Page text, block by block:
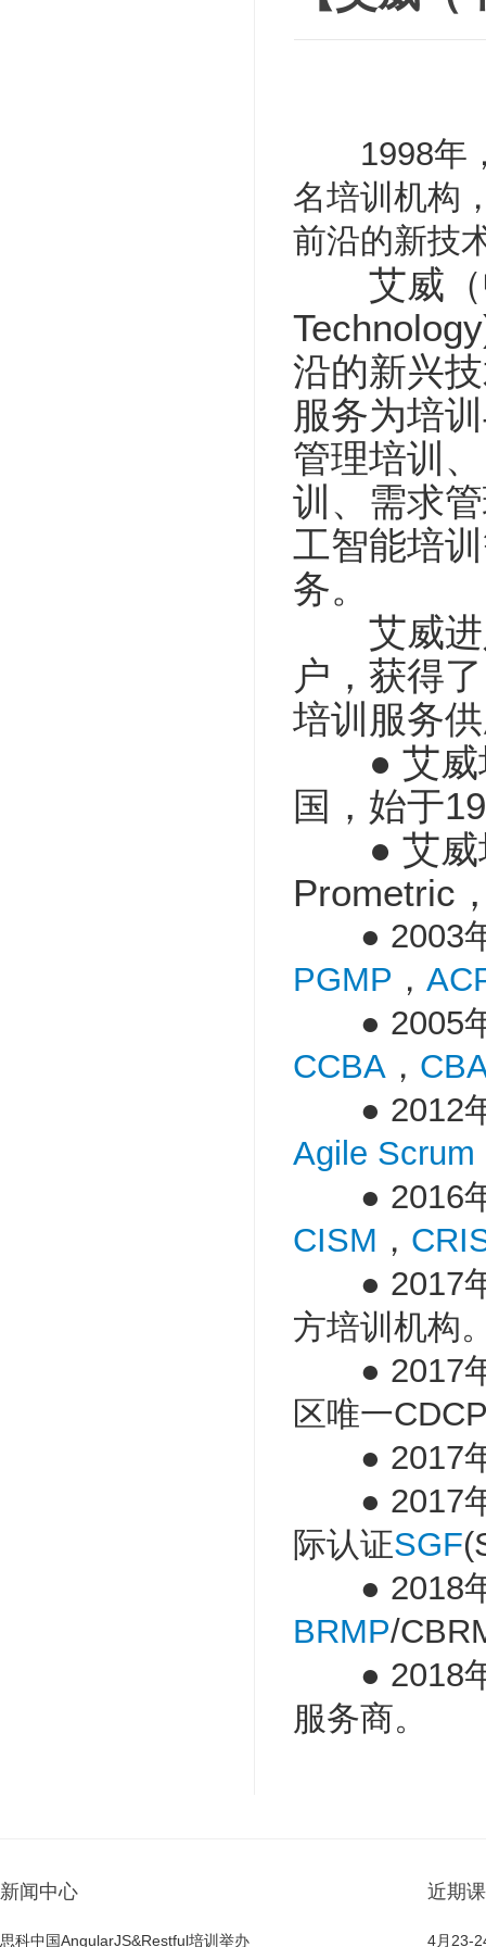
1998年，
名培训机构
前沿的新技
艾威（
沿的新兴
服务为培
管理培训
训、需求
工智能培
务。
艾威进
户，获得
培训服务
● 艾威培
国，始于
● 艾威培
Prometric
● 2003年
PGMP ，
● 2005年
CCBA ，
● 2012年
Agile Scrum
● 2016年
CISM ，
● 2017年
方培训机构
● 2017年
区唯一
● 2017年
● 2017年
际认证SGF
● 2018年
BRMP/
● 2018年
服务商。
新闻中心
思科中国AngularJS&Restful培训举办
近期
4月23-